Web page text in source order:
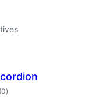
(0notes
en
)